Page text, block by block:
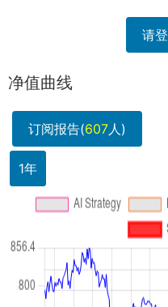
请
净值曲线
订阅报告(607人)
1年